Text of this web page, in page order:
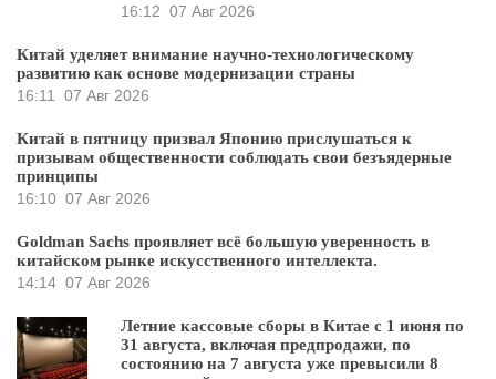
16:12 07 Авг 2026
Китай уделяет внимание научно-технологическому
развитию как основе модернизации страны
16:11
07 Авг 2026
Китай в пятницу призвал Японию прислушаться к
призывам общественности соблюдать свои безъядерные
принципы
16:10 07 Авг 2026
Goldman Sachs проявляет всё большую уверенность в
китайском рынке искусственного интеллекта.
14:14 07 Авг 2026
Летние кассовые сборы в Китае с 1 июня по
31 августа, включая предпродажи, по
состоянию на 7 августа уже превысили 8